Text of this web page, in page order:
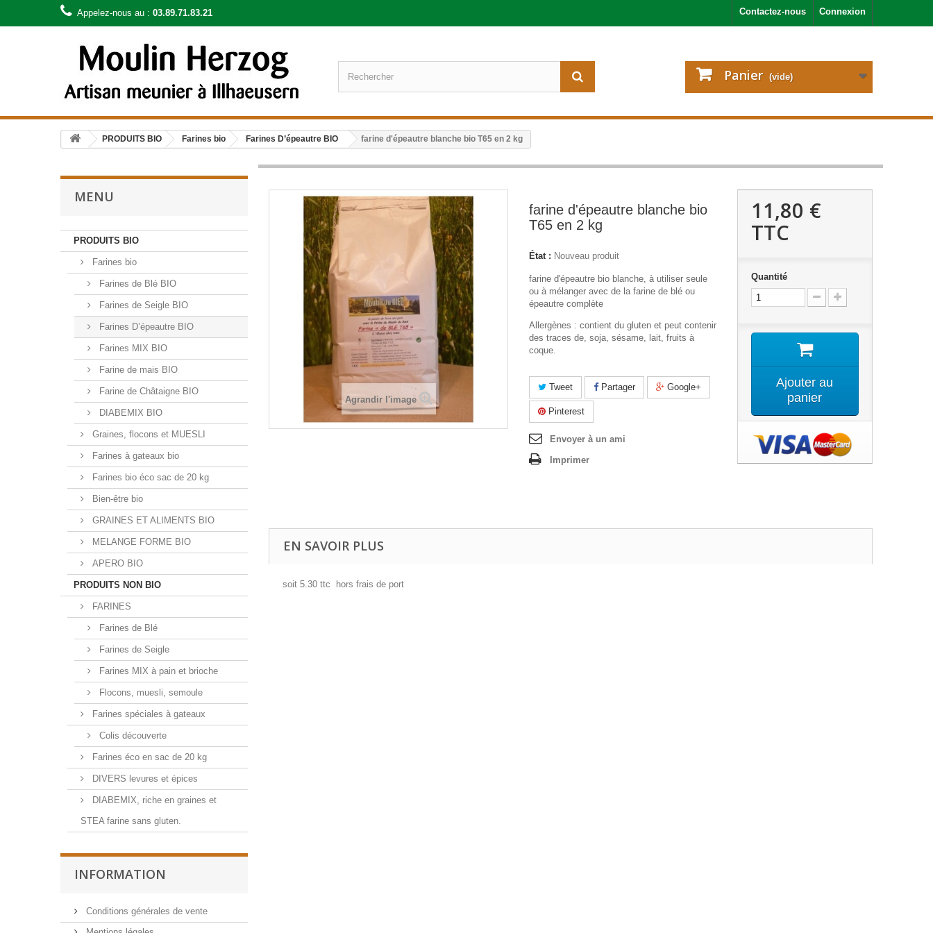
Connexion
Contactez-nous
Appelez-nous au : 03.89.71.83.21
Panier (vide)
PRODUITS BIO Farines bio Farines D’épeautre BIO farine d'épeautre blanche bio T65 en 2 kg
MENU
PRODUITS BIO
Farines bio
Farines de Blé BIO
Farines de Seigle BIO
Farines D’épeautre BIO
Farines MIX BIO
Farine de mais BIO
Farine de Châtaigne BIO
DIABEMIX BIO
Graines, flocons et MUESLI
Farines à gateaux bio
Farines bio éco sac de 20 kg
Bien-être bio
GRAINES ET ALIMENTS BIO
MELANGE FORME BIO
APERO BIO
PRODUITS NON BIO
FARINES
Farines de Blé
Farines de Seigle
Farines MIX à pain et brioche
Flocons, muesli, semoule
Farines spéciales à gateaux
Colis découverte
Farines éco en sac de 20 kg
DIVERS levures et épices
DIABEMIX, riche en graines et
STEA farine sans gluten.
INFORMATION
Conditions générales de vente
Agrandir l'image
farine d'épeautre blanche bio
T65 en 2 kg
État : Nouveau produit
farine d'épeautre bio blanche, à utiliser seule
ou à mélanger avec de la farine de blé ou
épeautre complète
Allergènes : contient du gluten et peut contenir
des traces de, soja, sésame, lait, fruits à
coque.
Tweet Partager Google+
Pinterest
Envoyer à un ami
Imprimer
11,80 €
TTC
Quantité
Ajouter au
panier
EN SAVOIR PLUS
soit 5.30 ttc hors frais de port